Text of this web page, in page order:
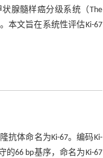
腺髓样癌分级系统（The
本文旨在系统性评估Ki-67
抗体命名为Ki-67。编码Ki-
的66 bp基序，命名为Ki-67